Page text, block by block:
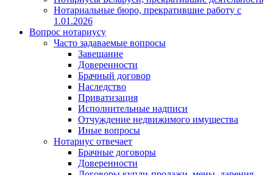
Нотариальные бюро, прекратившие работу с
1.01.2026
Вопрос нотариусу
Часто задаваемые вопросы
Завещание
Доверенности
Брачный договор
Наследство
Приватизация
Исполнительные надписи
Отчуждение недвижимого имущества
Иные вопросы
Нотариус отвечает
Брачные договоры
Доверенности